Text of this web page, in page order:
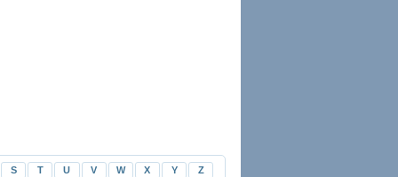
S T U V W X Y Z